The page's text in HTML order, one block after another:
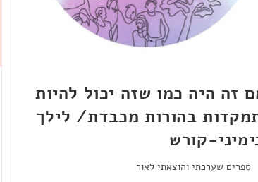
זה היה כמו שזה יכול להיות
בהורות מכבדת/ לילך
קורש
ספרים שערכתי והוצאתי לאור